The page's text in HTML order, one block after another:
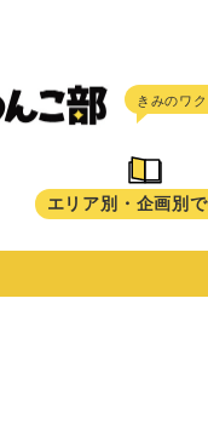
エリア別・企画別